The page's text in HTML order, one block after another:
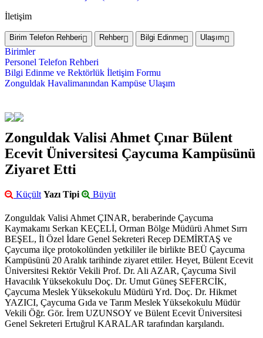
İletişim
Birim Telefon Rehberi Rehber Bilgi Edinme Ulaşım
Birimler
Personel Telefon Rehberi
Bilgi Edinme ve Rektörlük İletişim Formu
Zonguldak Havalimanından Kampüse Ulaşım
Zonguldak Valisi Ahmet Çınar Bülent
Ecevit Üniversitesi Çaycuma Kampüsünü
Ziyaret Etti
Küçült Yazı Tipi Büyüt
Zonguldak Valisi Ahmet ÇINAR, beraberinde Çaycuma
Kaymakamı Serkan KEÇELİ, Orman Bölge Müdürü Ahmet Sırrı
BEŞEL, İl Özel İdare Genel Sekreteri Recep DEMİRTAŞ ve
Çaycuma ilçe protokolünden yetkililer ile birlikte BEÜ Çaycuma
Kampüsünü 20 Aralık tarihinde ziyaret ettiler. Heyet, Bülent Ecevit
Üniversitesi Rektör Vekili Prof. Dr. Ali AZAR, Çaycuma Sivil
Havacılık Yüksekokulu Doç. Dr. Umut Güneş SEFERCİK,
Çaycuma Meslek Yüksekokulu Müdürü Yrd. Doç. Dr. Hikmet
YAZICI, Çaycuma Gıda ve Tarım Meslek Yüksekokulu Müdür
Vekili Öğr. Gör. İrem UZUNSOY ve Bülent Ecevit Üniversitesi
Genel Sekreteri Ertuğrul KARALAR tarafından karşılandı.